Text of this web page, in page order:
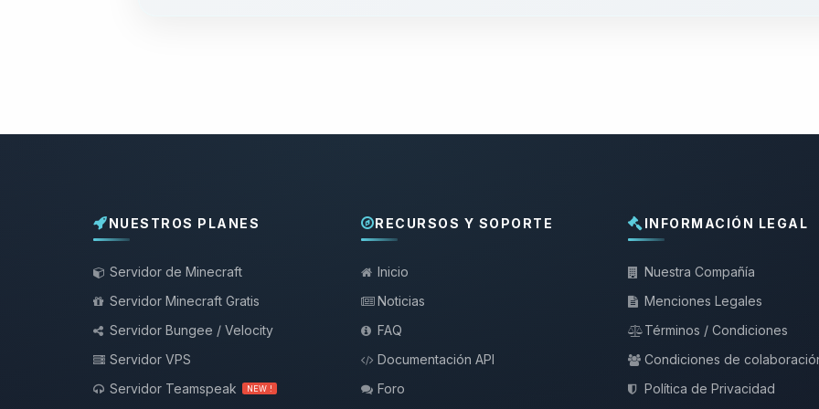
NUESTROS PLANES
Servidor de Minecraft
Servidor Minecraft Gratis
Servidor Bungee / Velocity
Servidor VPS
Servidor Teamspeak
NEW !
RECURSOS Y SOPORTE
Inicio
Noticias
FAQ
Documentación API
Foro
INFORMACIÓN LEGAL
Nuestra Compañía
Menciones Legales
Términos / Condiciones
Condiciones de
Política de Privacidad